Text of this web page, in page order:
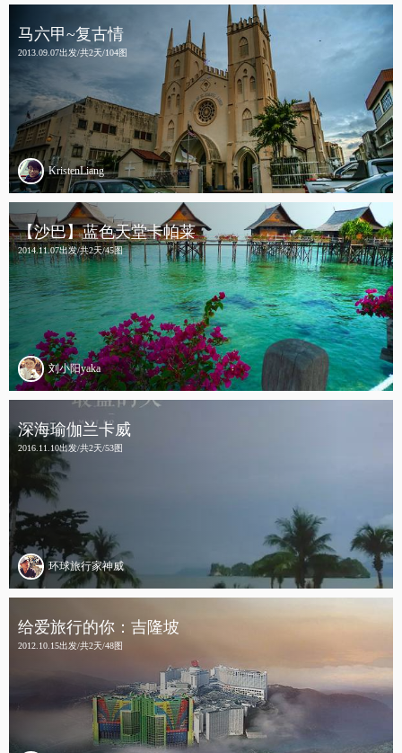
马六甲~复古情
2013.09.07出发/共2天/104图
KristenLiang
【沙巴】蓝色天堂卡帕莱
2014.11.07出发/共2天/45图
刘小阳yaka
深海瑜伽兰卡威
2016.11.10出发/共2天/53图
环球旅行家神威
给爱旅行的你：吉隆坡
2012.10.15出发/共2天/48图